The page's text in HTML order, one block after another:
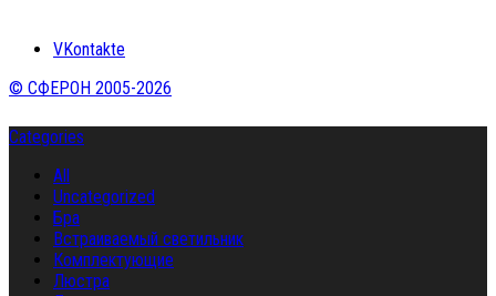
VKontakte
© СФЕРОН 2005-2026
Categories
All
Uncategorized
Бра
Встраиваемый светильник
Комплектующие
Люстра